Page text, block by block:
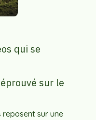
qui se
sur le
reposent sur une